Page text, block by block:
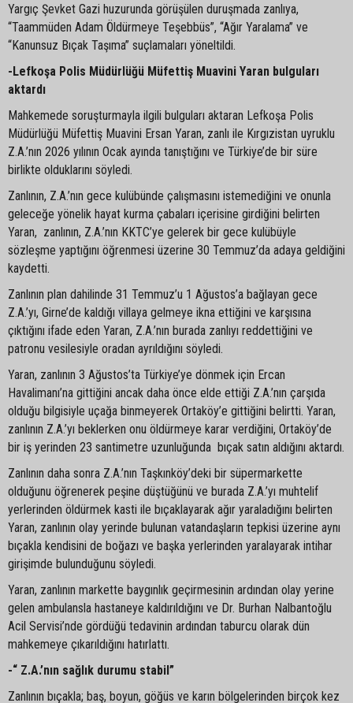
Yargıç Şevket Gazi huzurunda görüşülen duruşmada zanlıya,
“Taammüden Adam Öldürmeye Teşebbüs”, “Ağır Yaralama” ve
“Kanunsuz Bıçak Taşıma” suçlamaları yöneltildi.
-Lefkoşa Polis Müdürlüğü Müfettiş Muavini Yaran bulguları
aktardı
Mahkemede soruşturmayla ilgili bulguları aktaran Lefkoşa Polis
Müdürlüğü Müfettiş Muavini Ersan Yaran, zanlı ile Kırgızistan uyruklu
Z.A.’nın 2026 yılının Ocak ayında tanıştığını ve Türkiye’de bir süre
birlikte olduklarını söyledi.
Zanlının, Z.A.’nın gece kulübünde çalışmasını istemediğini ve onunla
geleceğe yönelik hayat kurma çabaları içerisine girdiğini belirten
Yaran, zanlının, Z.A.’nın KKTC’ye gelerek bir gece kulübüyle
sözleşme yaptığını öğrenmesi üzerine 30 Temmuz’da adaya geldiğini
kaydetti.
Zanlının plan dahilinde 31 Temmuz’u 1 Ağustos’a bağlayan gece
Z.A.’yı, Girne’de kaldığı villaya gelmeye ikna ettiğini ve karşısına
çıktığını ifade eden Yaran, Z.A.’nın burada zanlıyı reddettiğini ve
patronu vesilesiyle oradan ayrıldığını söyledi.
Yaran, zanlının 3 Ağustos’ta Türkiye’ye dönmek için Ercan
Havalimanı’na gittiğini ancak daha önce elde ettiği Z.A.’nın çarşıda
olduğu bilgisiyle uçağa binmeyerek Ortaköy’e gittiğini belirtti. Yaran,
zanlının Z.A.’yı beklerken onu öldürmeye karar verdiğini, Ortaköy’de
bir iş yerinden 23 santimetre uzunluğunda bıçak satın aldığını aktardı.
Zanlının daha sonra Z.A.’nın Taşkınköy’deki bir süpermarkette
olduğunu öğrenerek peşine düştüğünü ve burada Z.A.’yı muhtelif
yerlerinden öldürmek kasti ile bıçaklayarak ağır yaraladığını belirten
Yaran, zanlının olay yerinde bulunan vatandaşların tepkisi üzerine aynı
bıçakla kendisini de boğazı ve başka yerlerinden yaralayarak intihar
girişimde bulunduğunu söyledi.
Yaran, zanlının markette baygınlık geçirmesinin ardından olay yerine
gelen ambulansla hastaneye kaldırıldığını ve Dr. Burhan Nalbantoğlu
Acil Servisi’nde gördüğü tedavinin ardından taburcu olarak dün
mahkemeye çıkarıldığını hatırlattı.
-“ Z.A.’nın sağlık durumu stabil”
Zanlının bıçakla; baş, boyun, göğüs ve karın bölgelerinden birçok kez